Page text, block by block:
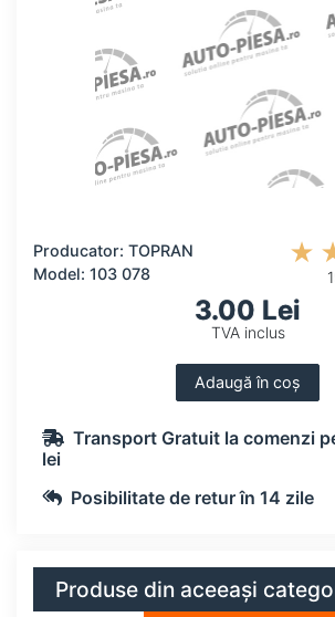
Producator: TOPRAN
Model: 103 078
3.00 Lei
TVA inclus
Adaugă în coș
Transport Gratuit la comenzi
lei
Posibilitate de retur în 14 zile
Produse din aceeași